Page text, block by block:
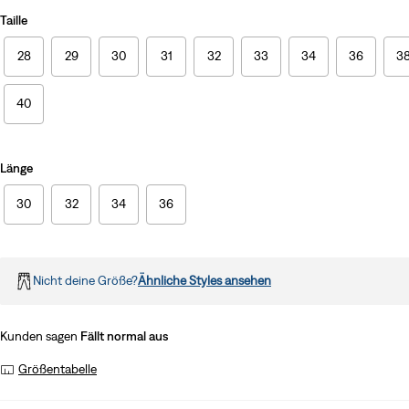
Taille
28 29 30 31 32 33 34 36
40
Länge
30 32 34 36
Nicht deine Größe?Ähnliche Styles ansehen
Kunden sagen Fällt normal aus
Größentabelle